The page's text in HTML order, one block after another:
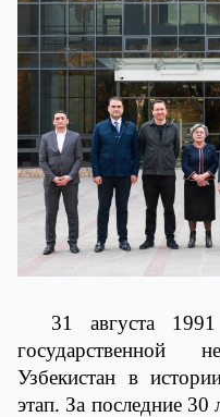
31 августа 1991
государственной
Узбекистан в
этап. За последние 30